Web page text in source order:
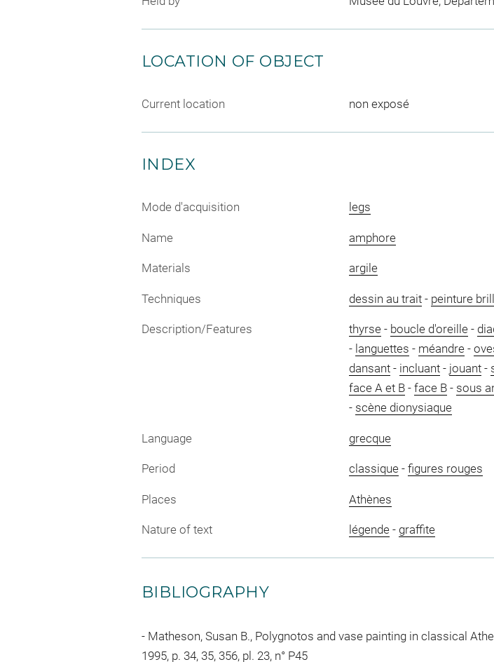
LOCATION OF OBJECT
Current location non exposé
INDEX
Mode d'acquisition legs
Name amphore
Materials argile
Techniques dessin au trait- peinture
Description/Features thyrse- boucle d'oreille-
- languettes - méandre-
dansant- incluant- jouant-
face A et B- face B- sous
- scène dionysiaque
Language grecque
Period classique- figures rouges
Places Athènes
Nature of text légende- graffite
BIBLIOGRAPHY
Matheson, Susan B., Polygnotos and vase painting in classical
1995, p. 34, 35, 356, pl. 23, n° P45